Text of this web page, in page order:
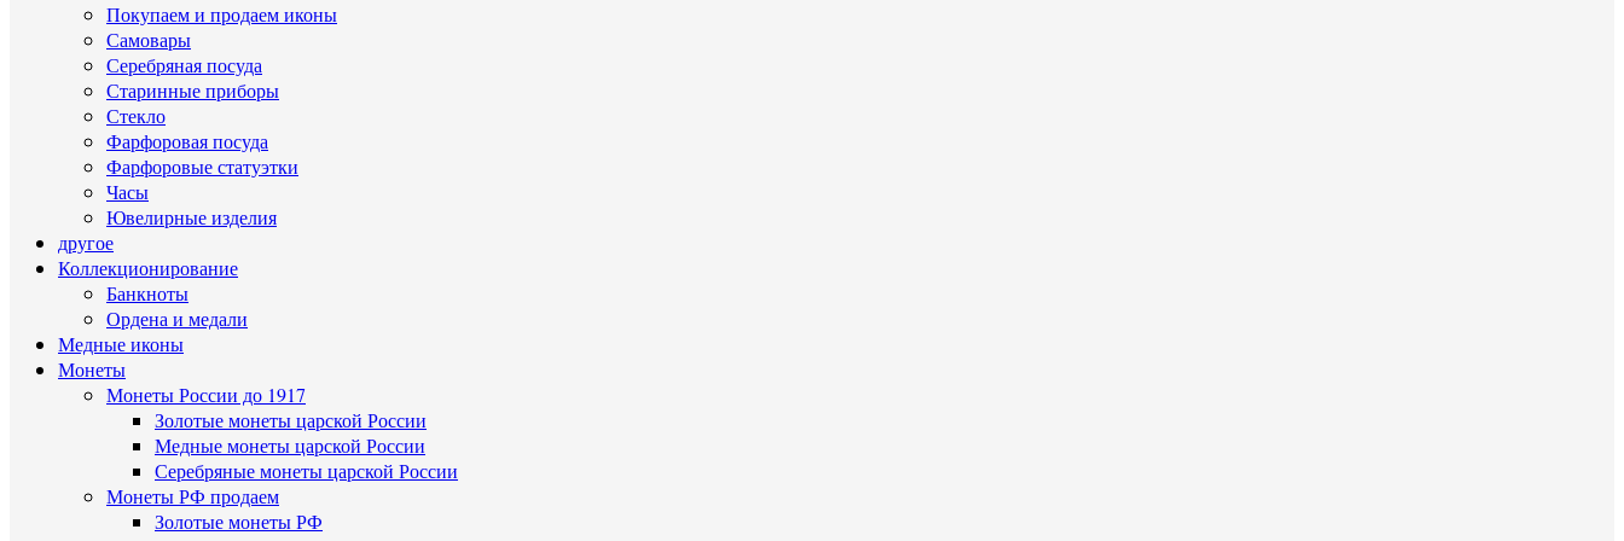
Покупаем и продаем иконы
Самовары
Серебряная посуда
Старинные приборы
Стекло
Фарфоровая посуда
Фарфоровые статуэтки
Часы
Ювелирные изделия
другое
Коллекционирование
Банкноты
Ордена и медали
Медные иконы
Монеты
Монеты России до 1917
Золотые монеты царской России
Медные монеты царской России
Серебряные монеты царской России
Монеты РФ продаем
Золотые монеты РФ